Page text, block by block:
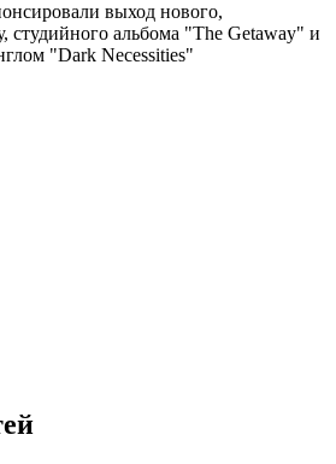
выход нового,
студийного альбома "The Getaway" и
"Dark Necessities"